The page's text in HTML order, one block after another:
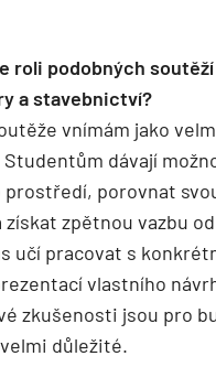
roli podobných
a stavebnictví?
vnímám jako
dávají
prostředí, porovnat
zpětnou vazbu
učí pracovat s
vlastního
zkušenosti jsou pro
důležité.